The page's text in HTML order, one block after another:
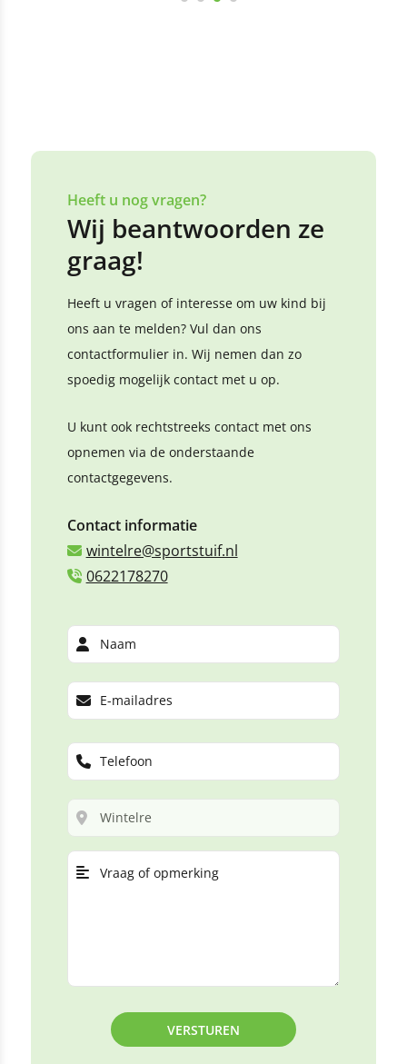
Heeft u nog vragen?
Wij beantwoorden ze
graag!
Heeft u vragen of interesse om uw kind bij
ons aan te melden? Vul dan ons
contactformulier in. Wij nemen dan zo
spoedig mogelijk contact met u op.
U kunt ook rechtstreeks contact met ons
opnemen via de onderstaande
contactgegevens.
Contact informatie
wintelre@sportstuif.nl
0622178270
VERSTUREN